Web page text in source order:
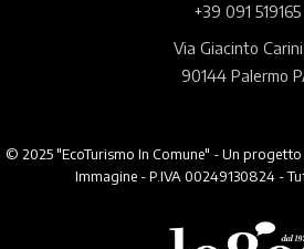
+39 091 519165
Via Giacinto
90144 Palermo
© 2025 "EcoTurismo In Comune" - Un
Immagine - P.IVA 00249130824 -